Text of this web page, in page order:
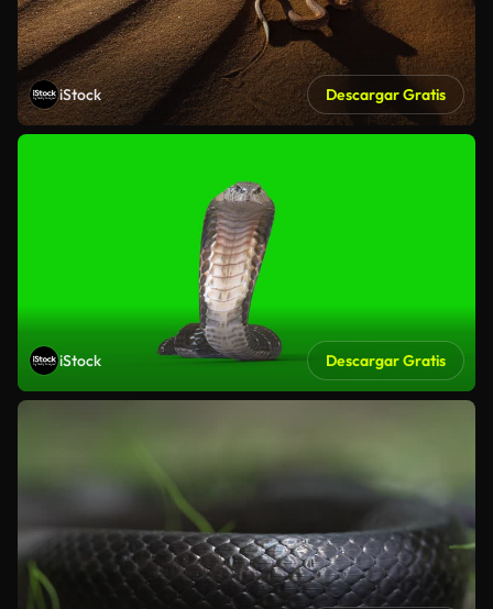
iStock Descargar Gratis
iStock Descargar Gratis